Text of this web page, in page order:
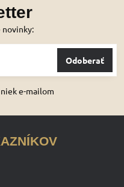
novinky:
Odoberať
e-mailom